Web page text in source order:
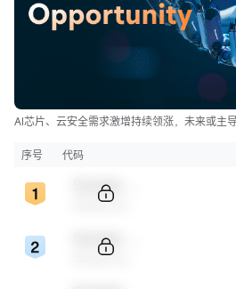
AI芯片、云安全需求激增持续领涨，未来或主
序号 代码